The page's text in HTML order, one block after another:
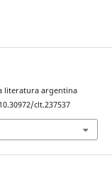
literatura argentina
clt.237537